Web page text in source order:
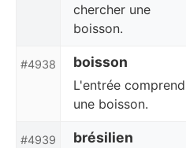
chercher une
boisson.
#4938 boisson
L'entrée comprend
une boisson.
#4939 brésilien